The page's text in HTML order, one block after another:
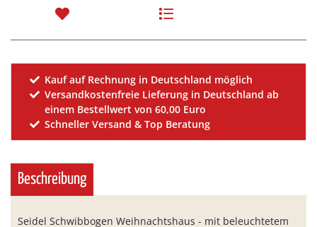
Kauf auf Rechnung in Deutschland möglich
Versandkostenfreie Lieferung in Deutschland ab
einem Bestellwert von 60,00 Euro
Schneller Versand & Top Beratung
Beschreibung
Seidel Schwibbogen Weihnachtshaus - mit beleuchtetem